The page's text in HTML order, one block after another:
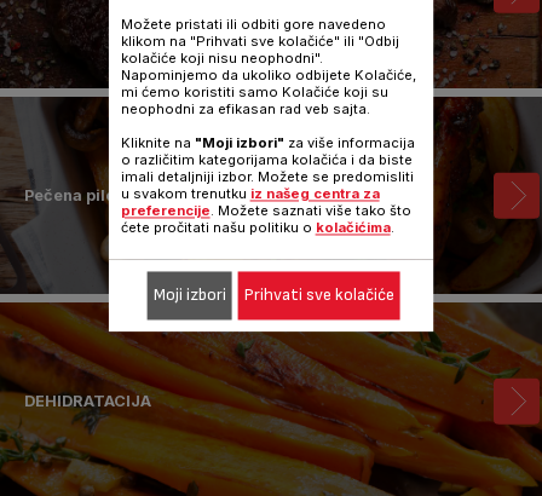
Pečena piletina
DEHIDRATACIJA
Možete pristati ili odbiti gore navedeno
klikom na "Prihvati sve kolačiće" ili "Odbij
kolačiće koji nisu neophodni".
Napominjemo da ukoliko odbijete Kolačiće,
mi ćemo koristiti samo Kolačiće koji su
neophodni za efikasan rad veb sajta.
Kliknite na "Moji izbori" za više informacija
o različitim kategorijama kolačića i da biste
imali detaljniji izbor. Možete se predomisliti
u svakom trenutku iz našeg centra za
preferencije. Možete saznati više tako što
ćete pročitati našu politiku o kolačićima.
Moji izbori Prihvati sve kolačiće